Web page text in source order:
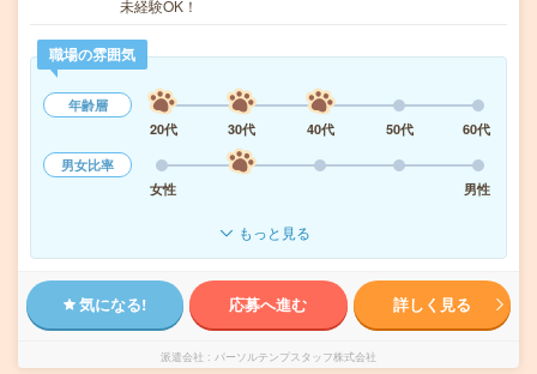
未経験OK！
職場の雰囲気
年齢層
20代
30代 40代 50代
60代
男女比率
女性
男性
もっと見る
気になる! 応募へ進む 詳しく見る
派遣会社 パーソルテンプスタッフ株式会社